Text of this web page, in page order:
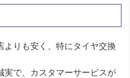
よりも安く、特にタイヤ交換
実で、カスタマーサービスが